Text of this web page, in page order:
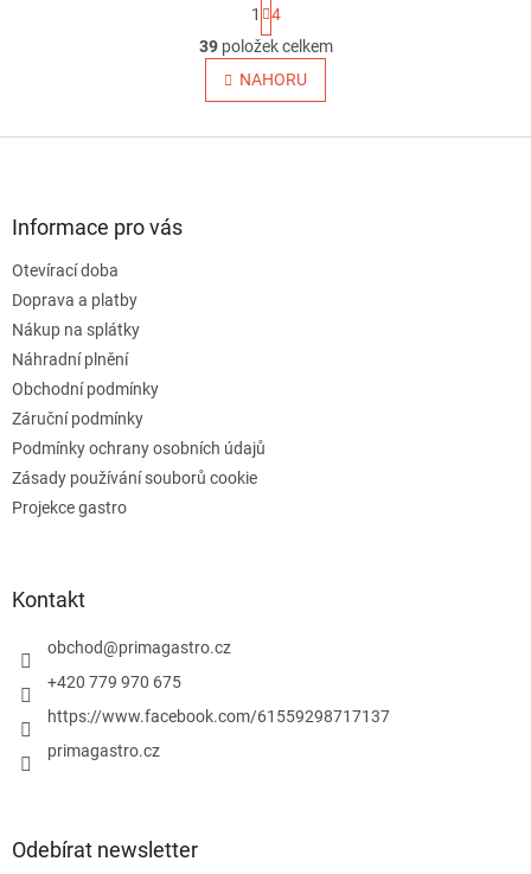
O
v
l
á
u
t
r
á
n
k
v
1
4
39položek celkem
NAHORU
Informace pro vás
Otevírací doba
Doprava a platby
Nákup na splátky
Náhradní plnění
Obchodní podmínky
Záruční podmínky
Podmínky ochrany osobních údajů
Zásady používání souborů cookie
Projekce gastro
Kontakt
obchod@primagastro.cz
+420 779 970 675
https://www.facebook.com/61559298717137
primagastro.cz
Odebírat newsletter